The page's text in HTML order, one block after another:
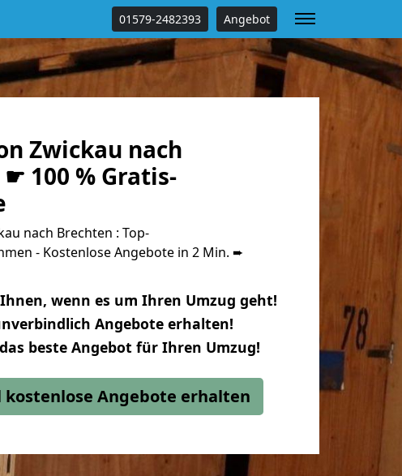
01579-2482393 Angebot
Zwickau nach
100 % Gratis-
nach Brechten : Top-
- Kostenlose Angebote in 2 Min. ➨
wenn es um Ihren Umzug geht!
Angebote erhalten!
beste Angebot für Ihren Umzug!
Angebote erhalten